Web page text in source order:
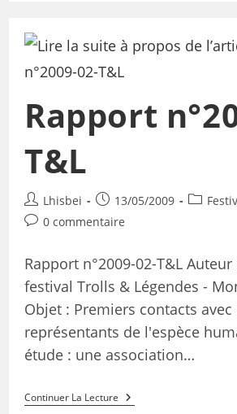
Rapport
T&L
Lhisbei 13/05/2009
0 commentaire
Rapport n°2009-02-T&L
festival Trolls & Légendes -
Objet : Premiers contacts avec
représentants de l'espèce
étude : une association…
Continuer La Lecture